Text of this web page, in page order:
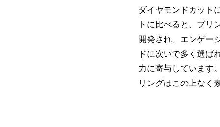
ダイヤモンドカット
トに比べると、プリ
開発され、エンゲー
ドに次いで多く選ば
力に寄与しています
リングはこの上なく